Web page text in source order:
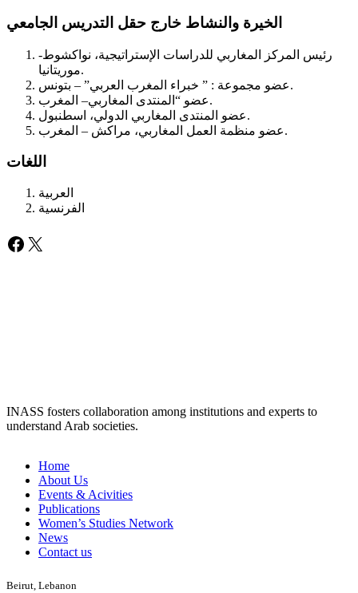
الخيرة والنشاط خارج حقل التدريس الجامعي
رئيس المركز المغاربي للدراسات الإستراتيجية، نواكشوط-
موريتانيا.
عضو مجموعة : ” خبراء المغرب العربي” – بتونس.
عضو “المنتدى المغاربي– المغرب.
عضو المنتدى المغاربي الدولي، اسطنبول.
عضو منظمة العمل المغاربي، مراكش – المغرب.
اللغات
العربية
الفرنسية
Facebook
X
INASS fosters collaboration among institutions and experts to
understand Arab societies.
Home
About Us
Events & Acivities
Publications
Women’s Studies Network
News
Contact us
Beirut, Lebanon